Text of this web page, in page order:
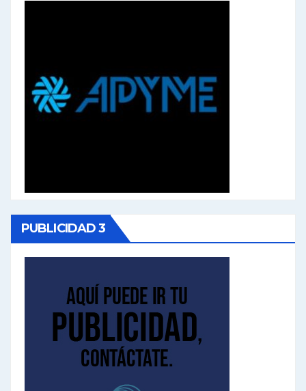
PUBLICIDAD 3